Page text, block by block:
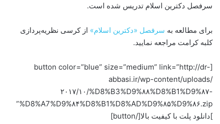
سرفصل دکترین اسلام تدریس شده است.
برای مطالعه به سرفصل «دکترین اسلام» از کرسی نظریه‌پردازی
کلبه کرامت مراجعه نمایید.
[button color=”blue” size=”medium” link=”http://dr-
abbasi.ir/wp-content/uploads/
۲۰۱۷/۱۰/%D8%B3%D9%۸۸%D8%B1%D9%۸۷-
%D8%A7%D9%۸۴%D8%B1%D8%AD%D9%۸۵%D9%۸۶.zip”
]دانلود پلت با کیفیت بالا[/button]